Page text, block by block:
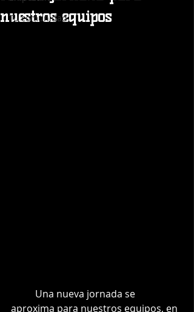
Tu comunidad
nuestros equipos
aproxima para nuestros equipos, en